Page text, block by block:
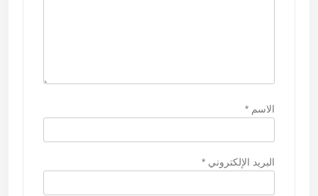
الاسم *
البريد الإلكتروني *